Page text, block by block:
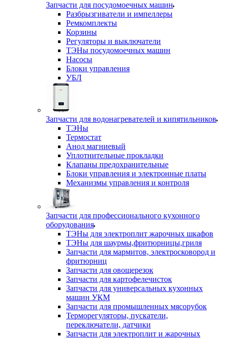
Запчасти для посудомоечных машин
Разбрызгиватели и импеллеры
Ремкомплекты
Корзины
Регуляторы и выключатели
ТЭНы посудомоечных машин
Насосы
Блоки управления
УБЛ
Запчасти для водонагревателей и кипятильников
ТЭНы
Термостат
Анод магниевый
Уплотнительные прокладки
Клапаны предохранительные
Блоки управления и электронные платы
Механизмы управления и контроля
Запчасти для профессионального кухонного
оборудования
ТЭНы для электроплит жарочных шкафов
ТЭНы для шаурмы,фритюрницы,гриля
Запчасти для мармитов, электросковород и
фритюрниц
Запчасти для овощерезок
Запчасти для картофелечисток
Запчасти для универсальных кухонных
машин УКМ
Запчасти для промышленных мясорубок
Терморегуляторы, пускатели,
переключатели, датчики
Запчасти для электроплит и жарочных